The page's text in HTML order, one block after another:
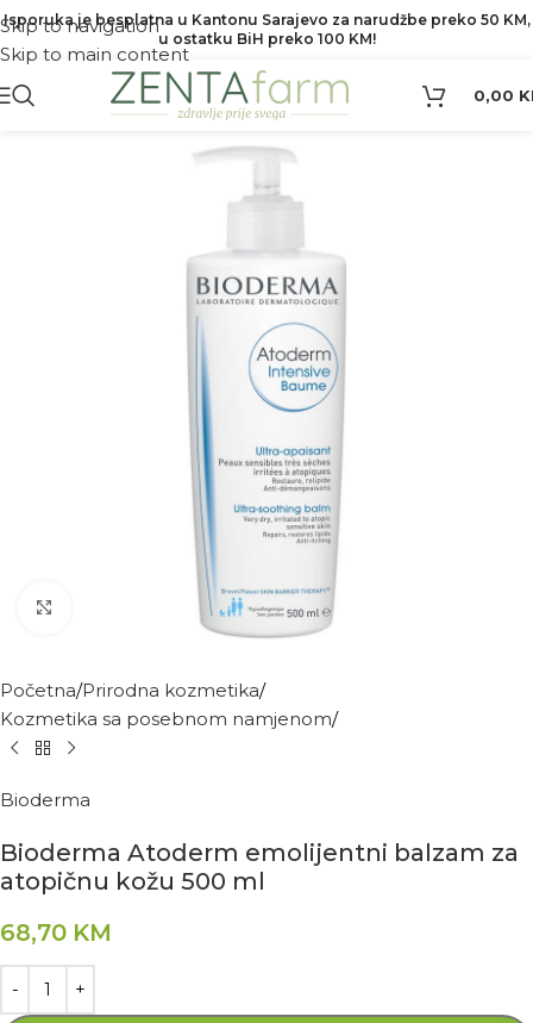
Skip to navigation
Skip to main content
Isporuka je besplatna u Kantonu Sarajevo za narudžbe preko 50 KM,
u ostatku BiH preko 100 KM!
0,00
Kliknite za povećanje
Početna Prirodna kozmetika
Kozmetika sa posebnom namjenom
Bioderma
Bioderma Atoderm emolijentni balzam za
atopičnu kožu 500 ml
68,70 KM